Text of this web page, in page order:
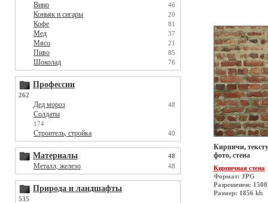
Вино 46
Коньяк и сигары 20
Кофе 81
Мед 37
Мясо 21
Пиво 85
Шоколад 76
Профессии
262
Дед мороз 48
Солдаты
174
Строитель, стройка 40
Материалы 48
Металл, железо 48
Природа и ландшафты
535
Кирпичи,
фото, стена
Кирпичная стена
Формат: JPG
Разрешеиен:
Размер: 1856 kb